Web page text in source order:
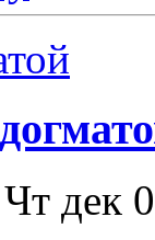
дек